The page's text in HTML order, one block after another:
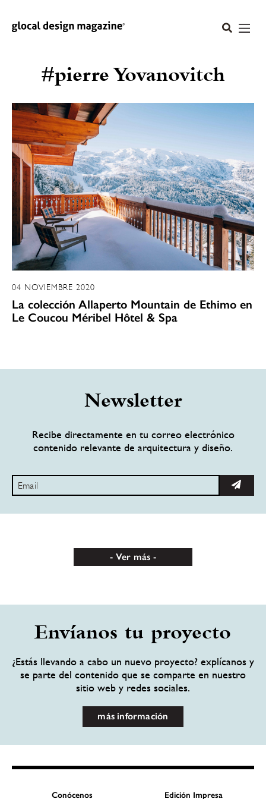
#pierre Yovanovitch
04 NOVIEMBRE 2020
La colección Allaperto Mountain de Ethimo en
Le Coucou Méribel Hôtel & Spa
Newsletter
Recibe directamente en tu correo electrónico
contenido relevante de arquitectura y diseño.
Ver más
Envíanos tu proyecto
¿Estás llevando a cabo un nuevo proyecto? explícanos y
se parte del contenido que se comparte en nuestro
sitio web y redes sociales.
más información
Conócenos Edición Impresa